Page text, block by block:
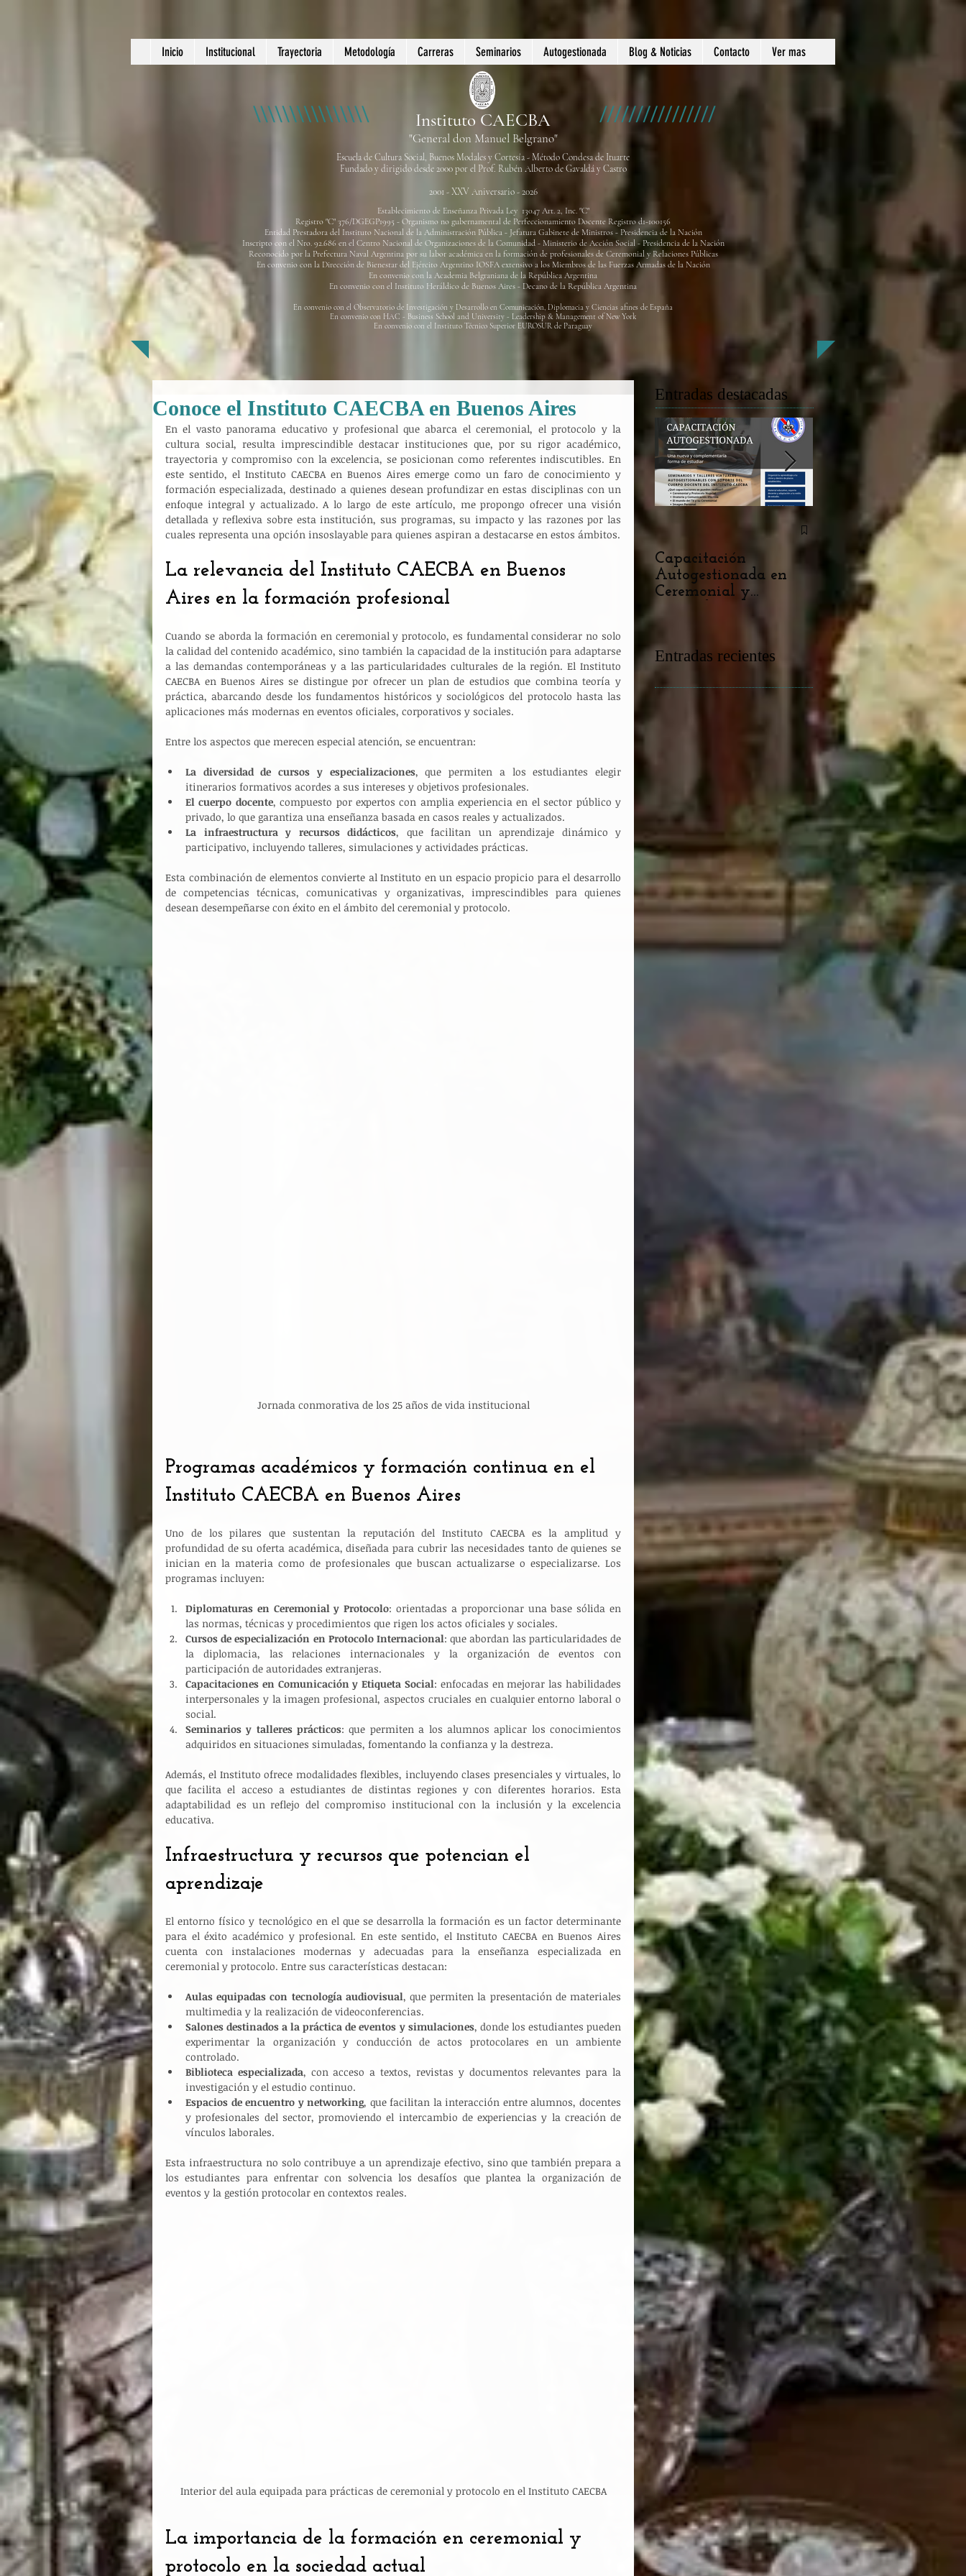
Inicio Institucional Trayectoria Metodología Carreras Seminarios Autogestionada Blog & Noticias Contacto Ver mas
Instituto CAECBA
"General don Manuel Belgrano"
Escuela de Cultura Social, Buenos Modales y Cortesía - Método Condesa de Ituarte
Fundado y dirigido desde 2000 por el Prof. Rubén Alberto de Gavaldá y Castro
2001 - XXV Aniversario - 2026
Establecimiento de Enseñanza Privada Ley 13047 Art. 2, Inc. "C"
Registro "C" 376/DGEGP1995 - Organismo no gubernamental de Perfeccionamiento Docente Registro d1-100156
Entidad Prestadora del Instituto Nacional de la Administración Pública - Jefatura Gabinete de Ministros - Presidencia de la Nación
Inscripto con el Nro. 92.686 en el Centro Nacional de Organizaciones de la Comunidad - Ministerio de Acción Social - Presidencia de la Nación
Reconocido por la Prefectura Naval Argentina por su labor académica en la formación de profesionales de Ceremonial y Relaciones Públicas
En convenio con la Dirección de Bienestar del Ejército Argentino IOSFA extensivo a los Miembros de las Fuerzas Armadas de la Nación
En convenio con la Academia Belgraniana de la República Argentina
En convenio con el Instituto Heráldico de Buenos Aires - Decano de la República Argentina
En convenio con el Observatorio de Investigación y Desarrollo en Comunicación, Diplomacia y Ciencias afines de España
En convenio con HAC - Business School and University - Leadership & Management of New York
En convenio con el Instituto Técnico Superior EUROSUR de Paraguay
Conoce el Instituto CAECBA en Buenos Aires
En el vasto panorama educativo y profesional que abarca el ceremonial, el protocolo y la
cultura social, resulta imprescindible destacar instituciones que, por su rigor académico,
trayectoria y compromiso con la excelencia, se posicionan como referentes indiscutibles. En
este sentido, el Instituto CAECBA en Buenos Aires emerge como un faro de conocimiento y
formación especializada, destinado a quienes desean profundizar en estas disciplinas con un
enfoque integral y actualizado. A lo largo de este artículo, me propongo ofrecer una visión
detallada y reflexiva sobre esta institución, sus programas, su impacto y las razones por las
cuales representa una opción insoslayable para quienes aspiran a destacarse en estos ámbitos.
La relevancia del Instituto CAECBA en Buenos
Aires en la formación profesional
Cuando se aborda la formación en ceremonial y protocolo, es fundamental considerar no solo
la calidad del contenido académico, sino también la capacidad de la institución para adaptarse
a las demandas contemporáneas y a las particularidades culturales de la región. El Instituto
CAECBA en Buenos Aires se distingue por ofrecer un plan de estudios que combina teoría y
práctica, abarcando desde los fundamentos históricos y sociológicos del protocolo hasta las
aplicaciones más modernas en eventos oficiales, corporativos y sociales.
Entre los aspectos que merecen especial atención, se encuentran:
La diversidad de cursos y especializaciones, que permiten a los estudiantes elegir
itinerarios formativos acordes a sus intereses y objetivos profesionales.
El cuerpo docente, compuesto por expertos con amplia experiencia en el sector público y
privado, lo que garantiza una enseñanza basada en casos reales y actualizados.
La infraestructura y recursos didácticos, que facilitan un aprendizaje dinámico y
participativo, incluyendo talleres, simulaciones y actividades prácticas.
Esta combinación de elementos convierte al Instituto en un espacio propicio para el desarrollo
de competencias técnicas, comunicativas y organizativas, imprescindibles para quienes
desean desempeñarse con éxito en el ámbito del ceremonial y protocolo.
Jornada conmorativa de los 25 años de vida institucional
Programas académicos y formación continua en el
Instituto CAECBA en Buenos Aires
Uno de los pilares que sustentan la reputación del Instituto CAECBA es la amplitud y
profundidad de su oferta académica, diseñada para cubrir las necesidades tanto de quienes se
inician en la materia como de profesionales que buscan actualizarse o especializarse. Los
programas incluyen:
Diplomaturas en Ceremonial y Protocolo: orientadas a proporcionar una base sólida en
las normas, técnicas y procedimientos que rigen los actos oficiales y sociales.
Cursos de especialización en Protocolo Internacional: que abordan las particularidades de
la diplomacia, las relaciones internacionales y la organización de eventos con
participación de autoridades extranjeras.
Capacitaciones en Comunicación y Etiqueta Social: enfocadas en mejorar las habilidades
interpersonales y la imagen profesional, aspectos cruciales en cualquier entorno laboral o
social.
Seminarios y talleres prácticos: que permiten a los alumnos aplicar los conocimientos
adquiridos en situaciones simuladas, fomentando la confianza y la destreza.
Además, el Instituto ofrece modalidades flexibles, incluyendo clases presenciales y virtuales, lo
que facilita el acceso a estudiantes de distintas regiones y con diferentes horarios. Esta
adaptabilidad es un reflejo del compromiso institucional con la inclusión y la excelencia
educativa.
Infraestructura y recursos que potencian el
aprendizaje
El entorno físico y tecnológico en el que se desarrolla la formación es un factor determinante
para el éxito académico y profesional. En este sentido, el Instituto CAECBA en Buenos Aires
cuenta con instalaciones modernas y adecuadas para la enseñanza especializada en
ceremonial y protocolo. Entre sus características destacan:
Aulas equipadas con tecnología audiovisual, que permiten la presentación de materiales
multimedia y la realización de videoconferencias.
Salones destinados a la práctica de eventos y simulaciones, donde los estudiantes pueden
experimentar la organización y conducción de actos protocolares en un ambiente
controlado.
Biblioteca especializada, con acceso a textos, revistas y documentos relevantes para la
investigación y el estudio continuo.
Espacios de encuentro y networking, que facilitan la interacción entre alumnos, docentes
y profesionales del sector, promoviendo el intercambio de experiencias y la creación de
vínculos laborales.
Esta infraestructura no solo contribuye a un aprendizaje efectivo, sino que también prepara a
los estudiantes para enfrentar con solvencia los desafíos que plantea la organización de
eventos y la gestión protocolar en contextos reales.
Interior del aula equipada para prácticas de ceremonial y protocolo en el Instituto CAECBA
La importancia de la formación en ceremonial y
protocolo en la sociedad actual
Entradas destacadas
Capacitación
Autogestionada en
Ceremonial y
Oportunidad de
Aprendizaje
Diploma Superior en
Genealogía,
Vexilología,
Diplomacia y
Premial 2026 / 27
Entradas recientes